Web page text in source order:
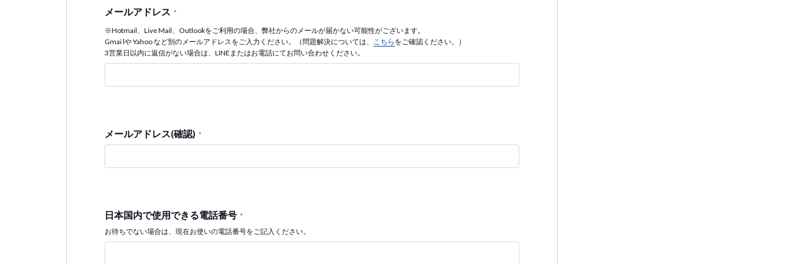
メールアドレス *
※Hotmail、Live Mail、Outlookをご利用の場合、弊社からのメールが届かない可能性がございます。
Gmai lや Yahoo など別のメールアドレスをご入力ください。（問題解決については、 こちら をご確認ください。）
3営業日以内に返信がない場合は、LINEまたはお電話にてお問い合わせください。
メールアドレス(確認) *
日本国内で使用できる電話番号 *
お待ちでない場合は、現在お使いの電話番号をご記入ください。